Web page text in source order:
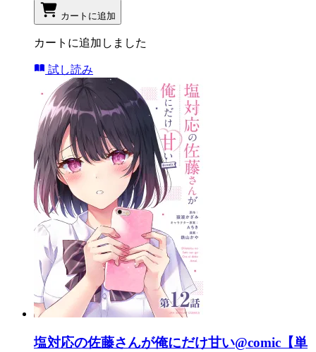
カートに追加
カートに追加しました
試し読み
塩対応の佐藤さんが俺にだけ甘い@comic【単